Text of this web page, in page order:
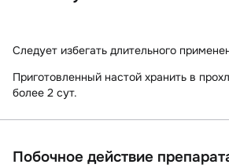
Следует избегать длительного
Приготовленный настой хранить в
более 2 сут.
Побочное действие